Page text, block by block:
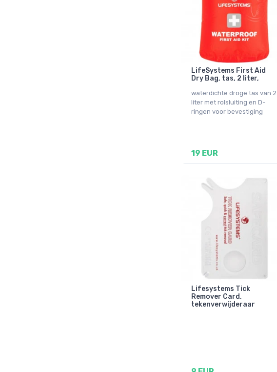
LifeSystems First Aid
Dry Bag, tas, 2 liter,
waterdichte droge tas van 2
liter met rolsluiting en D-
ringen voor bevestiging
19 EUR
Lifesystems Tick
Remover Card,
tekenverwijderaar